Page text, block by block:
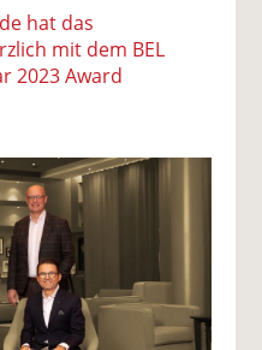
hat das
mit dem BEL
2023 Award